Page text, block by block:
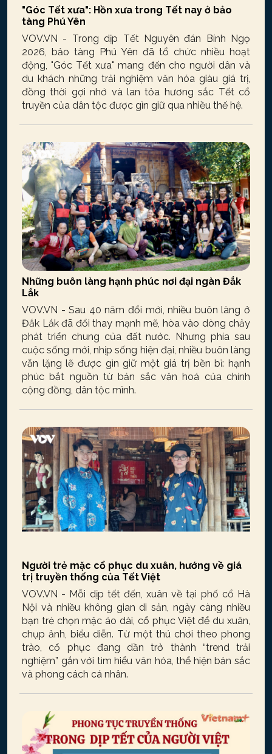
"Góc Tết xưa": Hồn xưa trong Tết nay ở bảo
tàng Phú Yên
VOV.VN - Trong dịp Tết Nguyên đán Bính Ngọ
2026, bảo tàng Phú Yên đã tổ chức nhiều hoạt
động, "Góc Tết xưa" mang đến cho người dân và
du khách những trải nghiệm văn hóa giàu giá trị,
đồng thời gợi nhớ và lan tỏa hương sắc Tết cổ
truyền của dân tộc được gìn giữ qua nhiều thế hệ.
Những buôn làng hạnh phúc nơi đại ngàn Đắk
Lắk
VOV.VN - Sau 40 năm đổi mới, nhiều buôn làng ở
Đắk Lắk đã đổi thay mạnh mẽ, hòa vào dòng chảy
phát triển chung của đất nước. Nhưng phía sau
cuộc sống mới, nhịp sống hiện đại, nhiều buôn làng
vẫn lặng lẽ được gìn giữ một giá trị bền bỉ: hạnh
phúc bắt nguồn từ bản sắc văn hoá của chính
cộng đồng, dân tộc mình.
Người trẻ mặc cổ phục du xuân, hướng về giá
trị truyền thống của Tết Việt
VOV.VN - Mỗi dịp tết đến, xuân về tại phố cổ Hà
Nội và nhiều không gian di sản, ngày càng nhiều
bạn trẻ chọn mặc áo dài, cổ phục Việt để du xuân,
chụp ảnh, biểu diễn. Từ một thú chơi theo phong
trào, cổ phục đang dần trở thành “trend trải
nghiệm” gắn với tìm hiểu văn hóa, thể hiện bản sắc
và phong cách cá nhân.